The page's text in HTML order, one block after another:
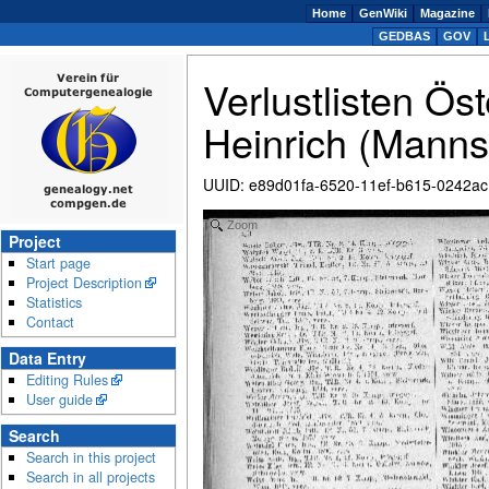
Verlustlisten
Heinrich
UUID: e89d01fa-6520-11ef-b615-
Zoom
Project
Start page
Project Description
Statistics
Contact
Data Entry
Editing Rules
User guide
Search
Search in this project
Search in all projects
Home GenWiki Magazine
GEDBAS
GOV